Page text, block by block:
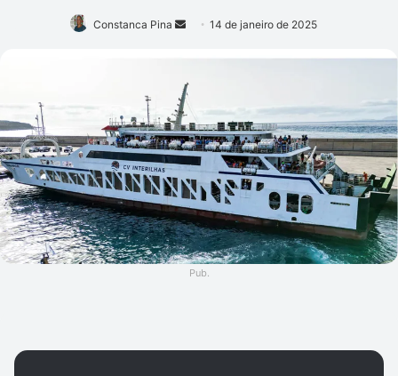
Constanca Pina
Mande
mail
14 de janeiro de 2025
Pub.